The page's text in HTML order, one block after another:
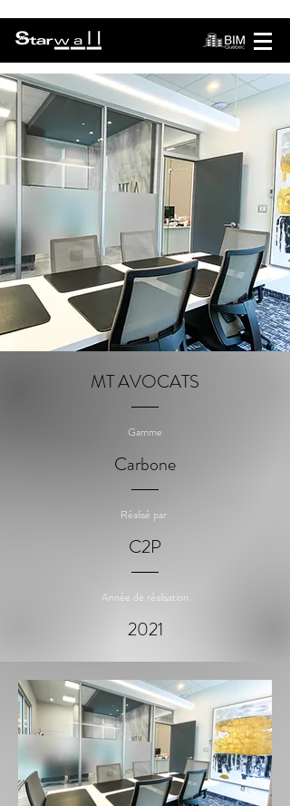
MT AVOCATS
Gamme
Carbone
Réalisé par
C2P
Année de réalisation
2021